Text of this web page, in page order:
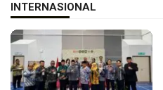
INTERNASIONAL